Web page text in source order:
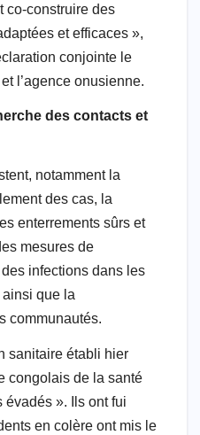
co-construire des
et efficaces »,
conjointe le
l’agence onusienne.
des contacts et
notamment la
des cas, la
enterrements sûrs et
mesures de
infections dans les
que la
communautés.
sanitaire établi hier
congolais de la santé
évadés ». Ils ont fui
en colère ont mis le